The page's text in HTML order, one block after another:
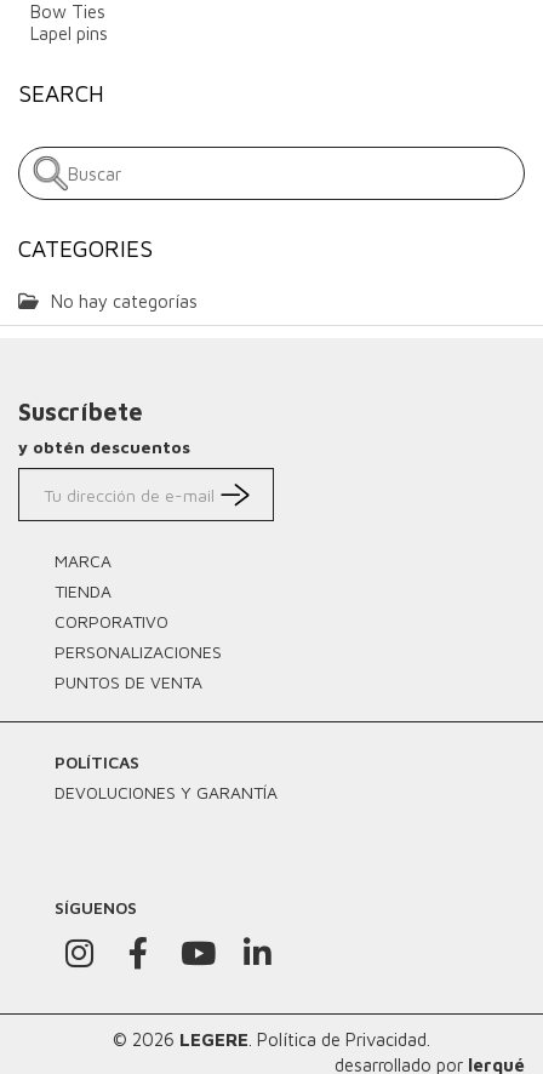
Bow Ties
Lapel pins
SEARCH
CATEGORIES
No hay categorías
Suscríbete
y obtén descuentos
MARCA
TIENDA
CORPORATIVO
PERSONALIZACIONES
PUNTOS DE VENTA
POLÍTICAS
DEVOLUCIONES Y GARANTÍA
SÍGUENOS
© 2026 LEGERE Política de Privacidad.
desarrollado por lerqué